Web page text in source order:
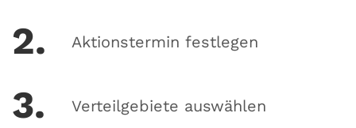
2. Aktionstermin festlegen
3. Verteilgebiete auswählen